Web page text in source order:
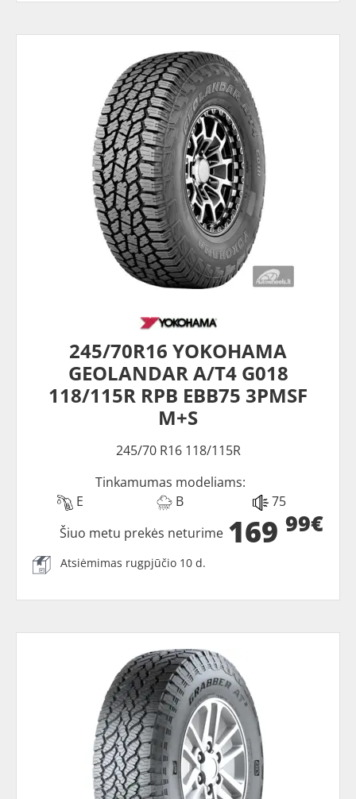
245/70R16 YOKOHAMA
GEOLANDAR A/T4 G018
118/115R RPB EBB75 3PMSF
M+S
245/70 R16 118/115R
Tinkamumas modeliams:
E
B 75
169 99€
Šiuo metu prekės neturime
Atsiėmimas rugpjūčio 10 d.